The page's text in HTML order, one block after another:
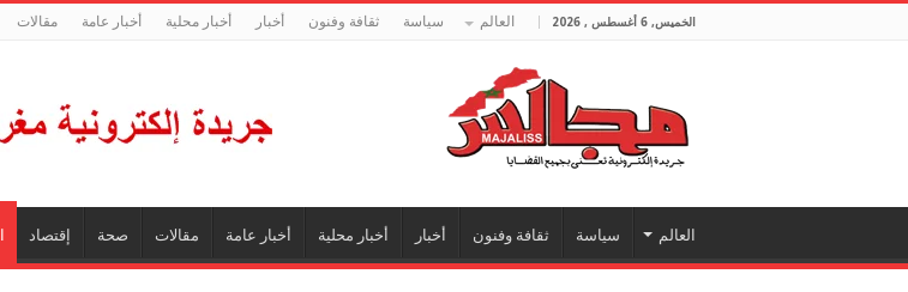
الخميس, 6 أغسطس , 2026 العالم سياسة ثقافة وفنون أخبار أخبار محلية أخبار عامة مقالات
العالم سياسة ثقافة وفنون أخبار أخبار محلية أخبار عامة مقالات صحة إقتصاد